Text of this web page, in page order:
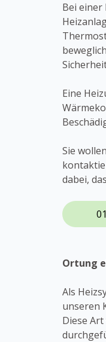
Bei
Eine
Sie
dabei,
Ortung
Als
unseren
Diese